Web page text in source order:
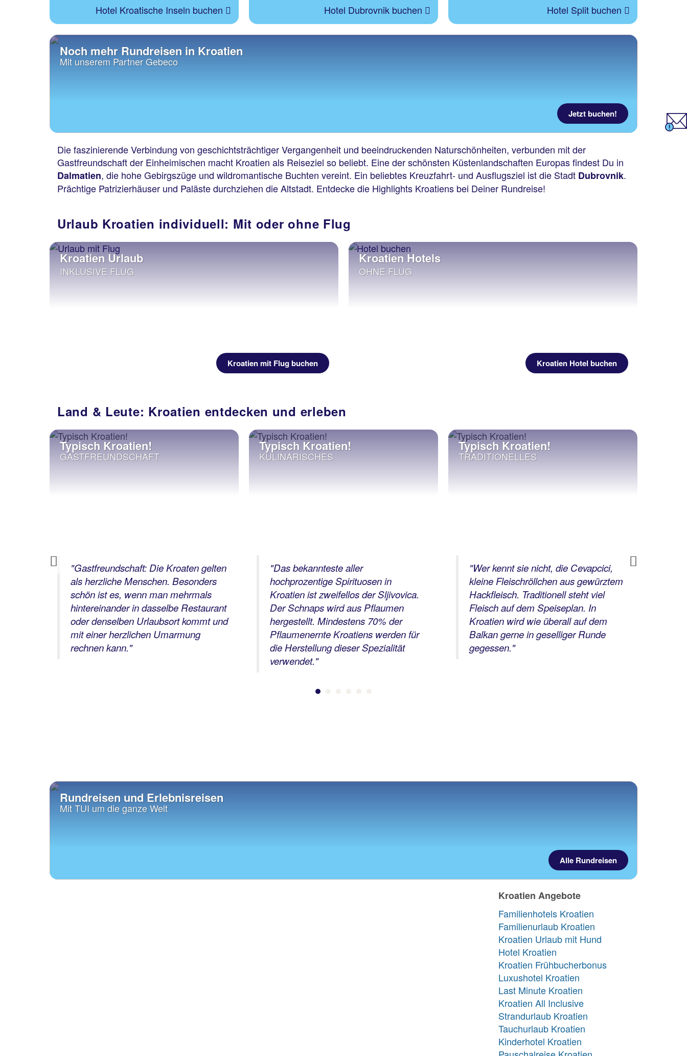
Hotel Kroatische Inseln buchen
Hotel Dubrovnik buchen
Hotel Split buchen
Noch mehr Rundreisen in Kroatien
Mit unserem Partner Gebeco
Jetzt buchen!
Die faszinierende Verbindung von geschichtsträchtiger Vergangenheit und beeindruckenden Naturschönheiten, verbunden mit der
Gastfreundschaft der Einheimischen macht Kroatien als Reiseziel so beliebt. Eine der schönsten Küstenlandschaften Europas findest Du in
Dalmatien, die hohe Gebirgszüge und wildromantische Buchten vereint. Ein beliebtes Kreuzfahrt- und Ausflugsziel ist die Stadt Dubrovnik.
Prächtige Patrizierhäuser und Paläste durchziehen die Altstadt. Entdecke die Highlights Kroatiens bei Deiner Rundreise!
Urlaub Kroatien individuell: Mit oder ohne Flug
Kroatien Urlaub
INKLUSIVE FLUG
Kroatien mit Flug buchen
Kroatien Hotels
OHNE FLUG
Kroatien Hotel buchen
Land & Leute: Kroatien entdecken und erleben
Previous
Typisch Kroatien!
GASTFREUNDSCHAFT
"Gastfreundschaft: Die Kroaten gelten
als herzliche Menschen. Besonders
schön ist es, wenn man mehrmals
hintereinander in dasselbe Restaurant
oder denselben Urlaubsort kommt und
mit einer herzlichen Umarmung
rechnen kann."
Typisch Kroatien!
KULINARISCHES
"Das bekannteste aller
hochprozentige Spirituosen in
Kroatien ist zweifellos der Sljivovica.
Der Schnaps wird aus Pflaumen
hergestellt. Mindestens 70% der
Pflaumenernte Kroatiens werden für
die Herstellung dieser Spezialität
verwendet."
Typisch Kroatien!
TRADITIONELLES
"Wer kennt sie nicht, die Cevapcici,
kleine Fleischröllchen aus gewürztem
Hackfleisch. Traditionell steht viel
Fleisch auf dem Speiseplan. In
Kroatien wird wie überall auf dem
Balkan gerne in geselliger Runde
gegessen."
Rundreisen und Erlebnisreisen
Mit TUI um die ganze Welt
Alle Rundreisen
Kroatien Angebote
Familienhotels Kroatien
Familienurlaub Kroatien
Kroatien Urlaub mit Hund
Hotel Kroatien
Kroatien Frühbucherbonus
Luxushotel Kroatien
Last Minute Kroatien
Kroatien All Inclusive
Strandurlaub Kroatien
Tauchurlaub Kroatien
Kinderhotel Kroatien